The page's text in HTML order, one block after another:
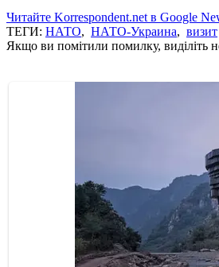
Читайте Korrespondent.net в Google
ТЕГИ: НАТО, НАТО-Украина, визит
Якщо ви помітили помилку, виділіть